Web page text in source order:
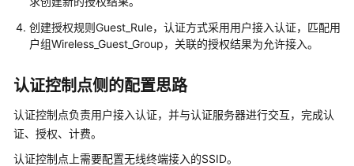
组
网
景
AR+AP
组
网
创建授权规则Guest_Rule，认证方式采用用户接入认证，匹配用
户组Wireless_Guest_Group，关联的授权结果为允许接入。
认证控制点侧的配置思路
认证控制点负责用户接入认证，并与认证服务器进行交互，完成认
证、授权、计费。
认证控制点上需要配置无线终端接入的SSID。